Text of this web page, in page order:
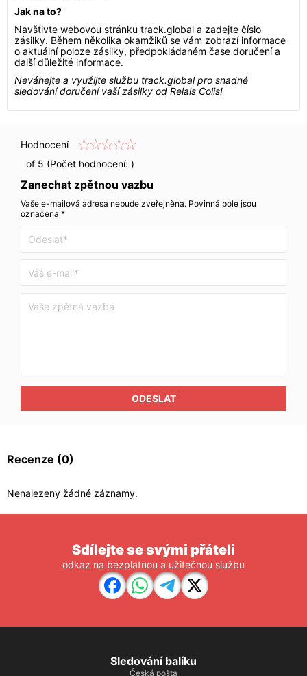
Jak na to?
Navštivte webovou stránku track.global a zadejte číslo
zásilky. Během několika okamžiků se vám zobrazí informace
o aktuální poloze zásilky, předpokládaném čase doručení a
další důležité informace.
Neváhejte a využijte službu track.global pro snadné
sledování doručení vaší zásilky od Relais Colis!
Hodnocení
of 5 (Počet hodnocení: )
Zanechat zpětnou vazbu
Vaše e-mailová adresa nebude zveřejněna. Povinná pole jsou
označena *
ODESLAT
Recenze (0)
Nenalezeny žádné záznamy.
Sdílejte se svými přáteli
odkaz na bezplatnou a užitečnou službu
Sledování balíku
Česká pošta